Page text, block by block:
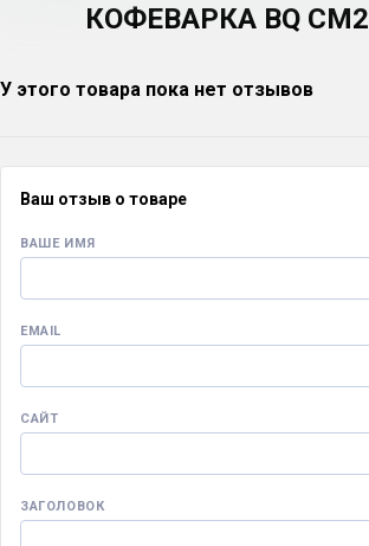
КОФЕВАРКА BQ
У этого товара пока нет отзывов
Ваш отзыв о товаре
ВАШЕ ИМЯ
EMAIL
САЙТ
ЗАГОЛОВОК